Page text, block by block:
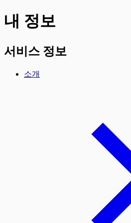
내 정보
서비스 정보
소개